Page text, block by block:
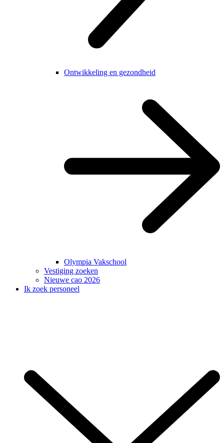
Ontwikkeling en gezondheid
Olympia Vakschool
Vestiging zoeken
Nieuwe cao 2026
Ik zoek personeel